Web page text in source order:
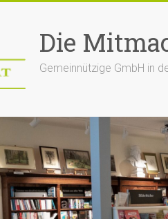
Die
Gemeinnützige GmbH in